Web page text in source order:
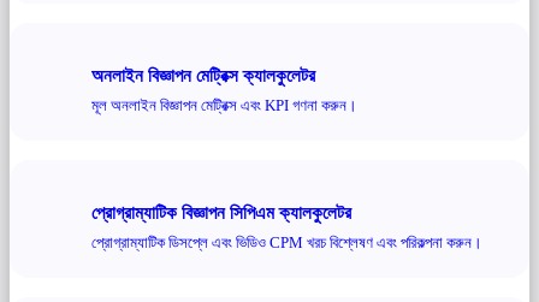
অনলাইন বিজ্ঞাপন মেট্রিক্স ক্যালকুলেটর
মূল অনলাইন বিজ্ঞাপন মেট্রিক্স এবং KPI গণনা করুন।
প্রোগ্রাম্যাটিক বিজ্ঞাপন সিপিএম ক্যালকুলেটর
প্রোগ্রাম্যাটিক ডিসপ্লে এবং ভিডিও CPM খরচ বিশ্লেষণ এবং পরিকল্পনা করুন।